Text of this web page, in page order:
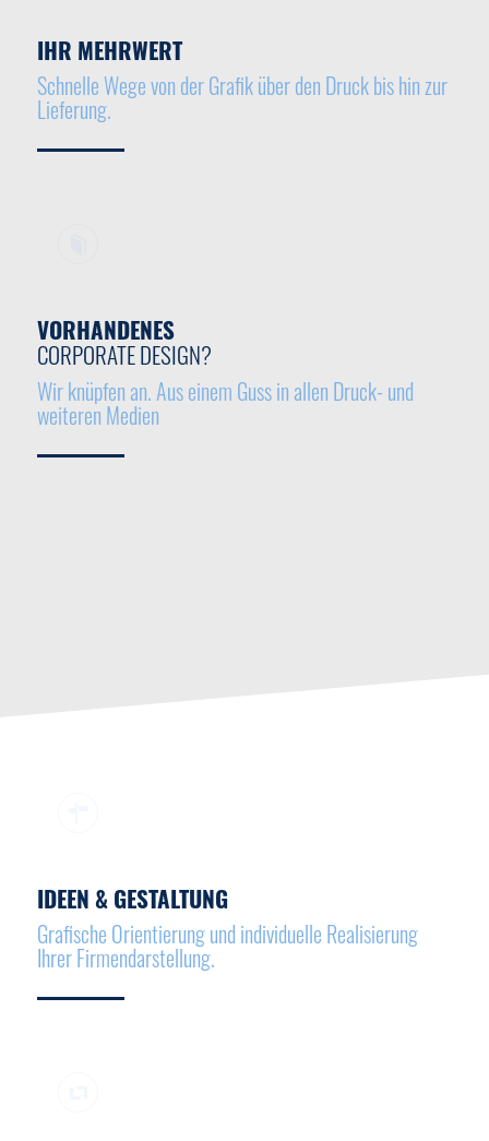
IHR MEHRWERT
Schnelle Wege von der Grafik über den Druck bis hin zur
Lieferung.
VORHANDENES
CORPORATE DESIGN?
Wir knüpfen an. Aus einem Guss in allen Druck- und
weiteren Medien
IDEEN & GESTALTUNG
Grafische Orientierung und individuelle Realisierung
Ihrer Firmendarstellung.